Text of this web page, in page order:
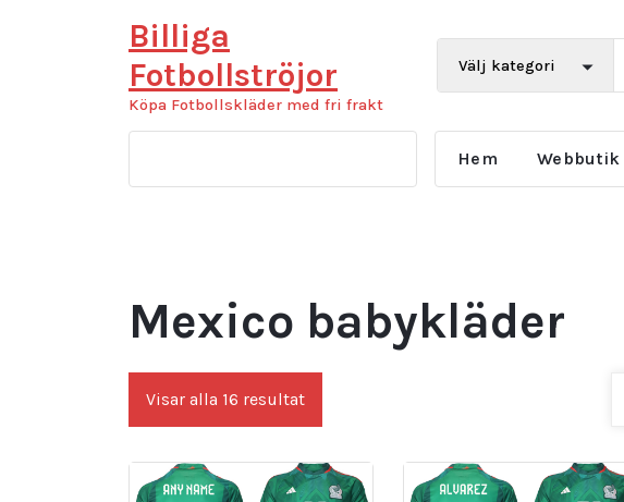
Billiga
Fotbollströjor
Köpa Fotbollskläder med fri frakt
Hem Webbutik
Mexico babykläder
Visar alla 16 resultatSortera
efter